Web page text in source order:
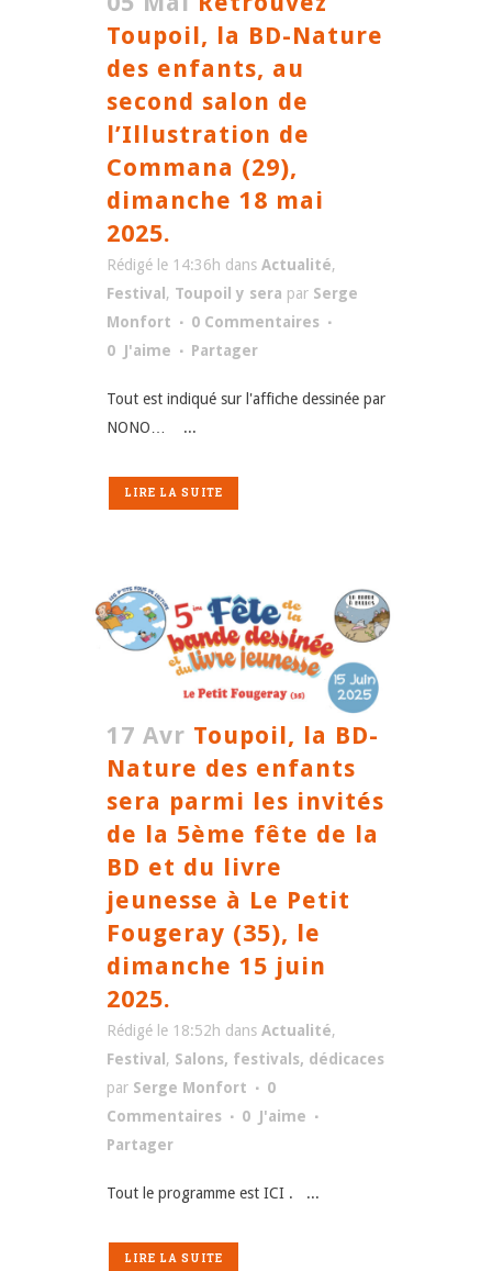
Toupoil, la BD-Nature
des enfants, au
second salon de
l’Illustration de
Commana (29),
dimanche 18 mai
2025.
Rédigé le 14:36h dans Actualité,
Festival, Toupoil y sera par Serge
Monfort
0 Commentaires
0 J'aime Partager
Tout est indiqué sur l'affiche dessinée par
NONO… ...
LIRE LA SUITE
17 Avr Toupoil, la BD-
Nature des enfants
sera parmi les invités
de la 5ème fête de la
BD et du livre
jeunesse à Le Petit
Fougeray (35), le
dimanche 15 juin
2025.
Rédigé le 18:52h dans Actualité,
Festival, Salons, festivals, dédicaces
par Serge Monfort
0
Commentaires
0 J'aime
Partager
Tout le programme est ICI . ...
LIRE LA SUITE